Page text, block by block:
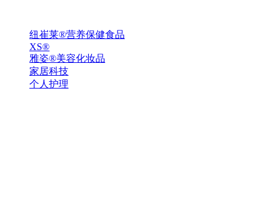
纽崔莱®营养保健食品
XS®
雅姿®美容化妆品
家居科技
个人护理